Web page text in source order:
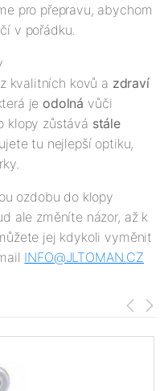
pro přepravu, abychom
v pořádku.
kvalitních kovů a zdraví
je odolná vůči
klopy zůstává stále
tu nejlepší optiku,
ozdobu do klopy
ale změníte názor, až k
jej kdykoli vyměnit
INFO@JLTOMAN. CZ